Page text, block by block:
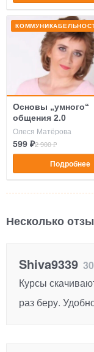
Основы „умного“
общения 2.0
Олеся Матёрова
599 ₽2 900 ₽
Подробнее
Несколько
Shiva9339
Курсы
раз беру.